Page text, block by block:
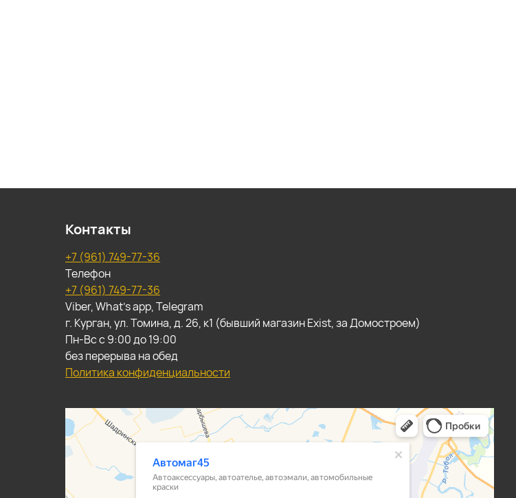
Контакты
+7 (961) 749-77-36
Телефон
+7 (961) 749-77-36
Viber, What's app, Telegram
г. Курган, ул. Томина, д. 26, к1 (бывший магазин Exist, за Домостроем)
Пн-Вс с 9:00 до 19:00
без перерыва на обед
Политика конфиденциальности